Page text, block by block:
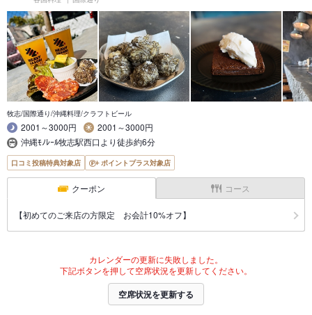
牧志/国際通り/沖縄料理/クラフトビール
2001～3000円
2001～3000円
沖縄ﾓﾉﾚｰﾙ牧志駅西口より徒歩約6分
口コミ投稿特典対象店 ポイントプラス対象店
クーポン コース
【初めてのご来店の方限定 お会計10%オフ】
カレンダーの更新に失敗しました。
下記ボタンを押して空席状況を更新してください。
空席状況を更新する